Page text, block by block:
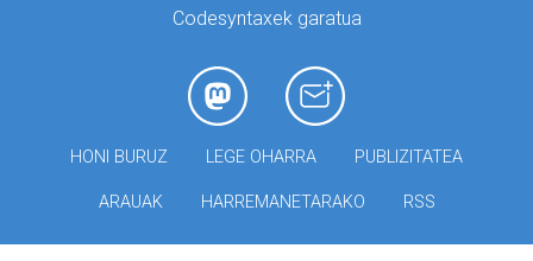
Codesyntaxek garatua
HONI BURUZ LEGE OHARRA PUBLIZITATEA
ARAUAK HARREMANETARAKO RSS